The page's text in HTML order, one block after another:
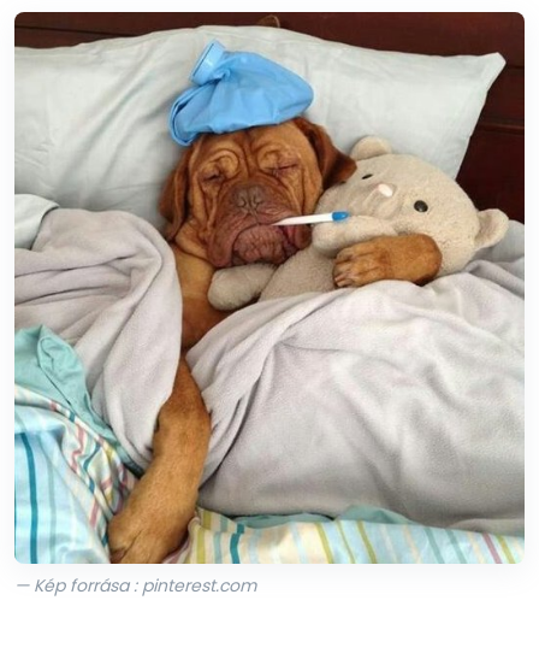
— Kép forrása : pinterest.com